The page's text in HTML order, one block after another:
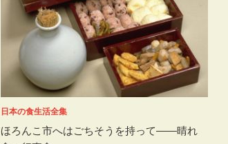
日本の食生活全集
ほろんこ市へはごちそうを持って――晴れ